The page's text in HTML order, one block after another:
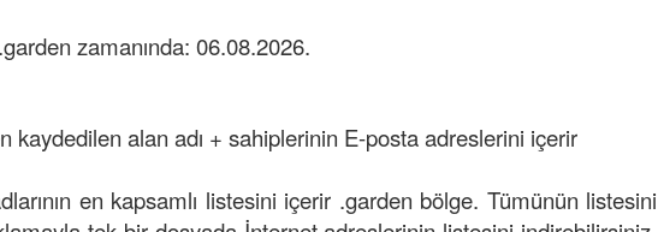
zamanında: 06.08.2026.
kaydedilen alan adı + sahiplerinin E-posta adreslerini içerir
en kapsamlı listesini içerir .garden bölge. Tümünün listesini